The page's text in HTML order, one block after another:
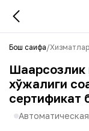
Бош саҳифа/Хизматлар
хўжалиги
сертификат
Автоматическая